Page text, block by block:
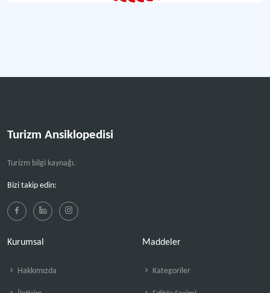
Turizm Ansiklopedisi
Turizm bilgi kaynağı.
Bizi takip edin:
Kurumsal
Hakkımızda
Maddeler
Kategoriler